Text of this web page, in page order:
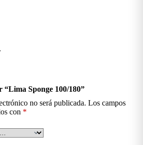
Sponge 100/180”
no será publicada. Los campos
con *